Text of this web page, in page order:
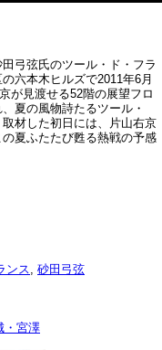
弓弦氏のツール・ド・フラ
六本木ヒルズで2011年6月
が見渡せる52階の展望フロ
夏の風物詩たるツール・
材した初日には、片山右京
夏ふたたび甦る熱戦の予感
ンス 砂田弓弦
・宮澤